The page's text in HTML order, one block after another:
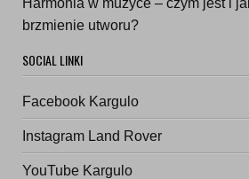
Harmonia w muzyce – czym jest i
brzmienie utworu?
SOCIAL LINKI
Facebook Kargulo
Instagram Land Rover
YouTube Kargulo